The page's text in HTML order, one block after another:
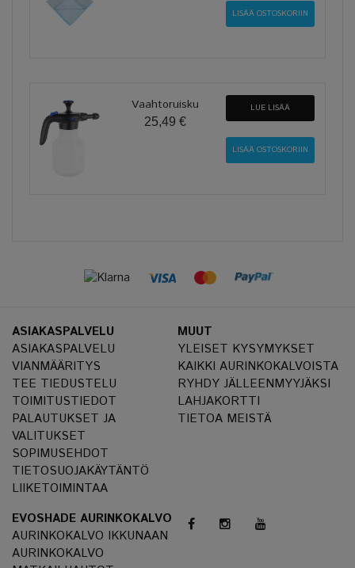
Vaahtoruisku
25,49 €
LUE LISÄÄ
ASIAKASPALVELU
ASIAKASPALVELU
VIANMÄÄRITYS
TEE TIEDUSTELU
TOIMITUSTIEDOT
PALAUTUKSET JA
VALITUKSET
SOPIMUSEHDOT
TIETOSUOJAKÄYTÄNTÖ
LIIKETOIMINTAA
MUUT
YLEISET KYSYMYKSET
KAIKKI AURINKOKALVOISTA
RYHDY JÄLLEENMYYJÄKSI
LAHJAKORTTI
TIETOA MEISTÄ
EVOSHADE AURINKOKALVO
AURINKOKALVO IKKUNAAN
AURINKOKALVO